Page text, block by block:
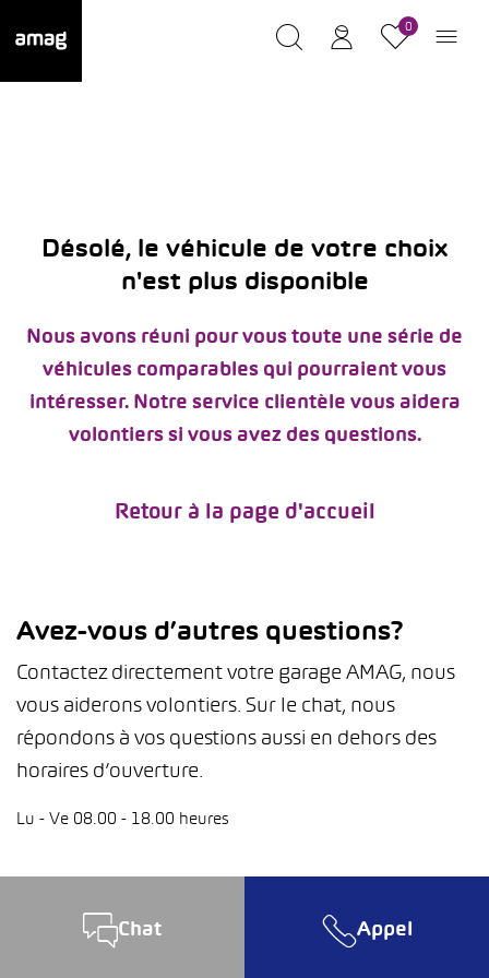
0
Désolé, le véhicule de votre choix
n'est plus disponible
Nous avons réuni pour vous toute une série de
véhicules comparables qui pourraient vous
intéresser. Notre service clientèle vous aidera
volontiers si vous avez des questions.
Retour à la page d'accueil
Avez-vous d’autres questions?
Contactez directement votre garage AMAG, nous
vous aiderons volontiers. Sur le chat, nous
répondons à vos questions aussi en dehors des
horaires d’ouverture.
Lu - Ve 08.00 - 18.00 heures
Chat Appel